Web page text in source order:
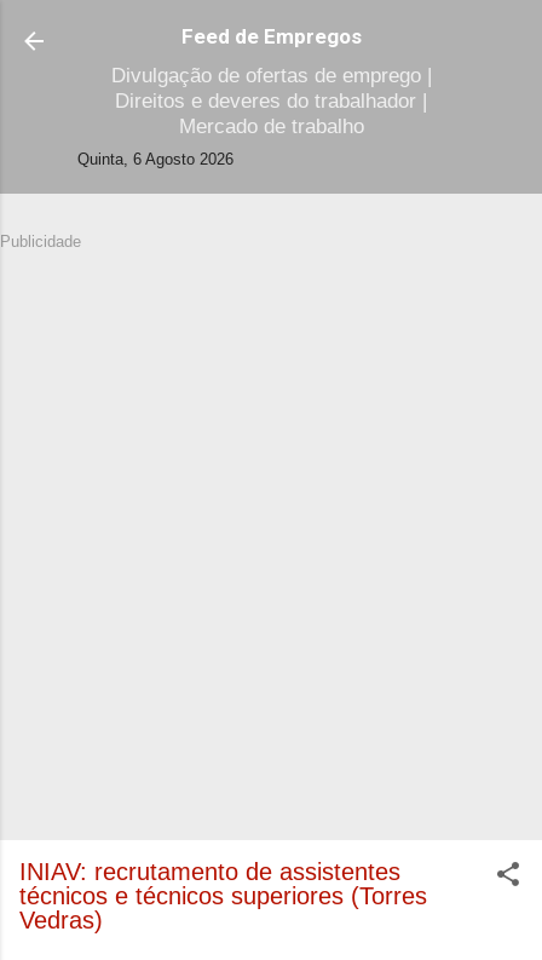
Avançar para o conteúdo principal
Feed de Empregos
Divulgação de ofertas de emprego |
Direitos e deveres do trabalhador |
Mercado de trabalho
Quinta, 6 Agosto 2026
Publicidade
INIAV: recrutamento de assistentes
técnicos e técnicos superiores (Torres
Vedras)